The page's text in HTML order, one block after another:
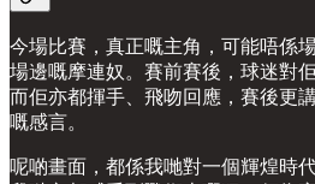
今場比賽，真正嘅主角，可能唔係
場邊嘅摩連奴。賽前賽後，球迷對
而佢亦都揮手、飛吻回應，賽後更
嘅感言。
呢啲畫面，都係我哋對一個輝煌時